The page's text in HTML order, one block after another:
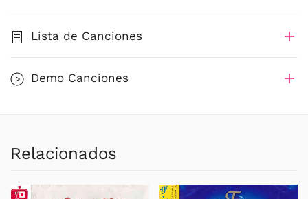
Lista de Canciones
Demo Canciones
Relacionados